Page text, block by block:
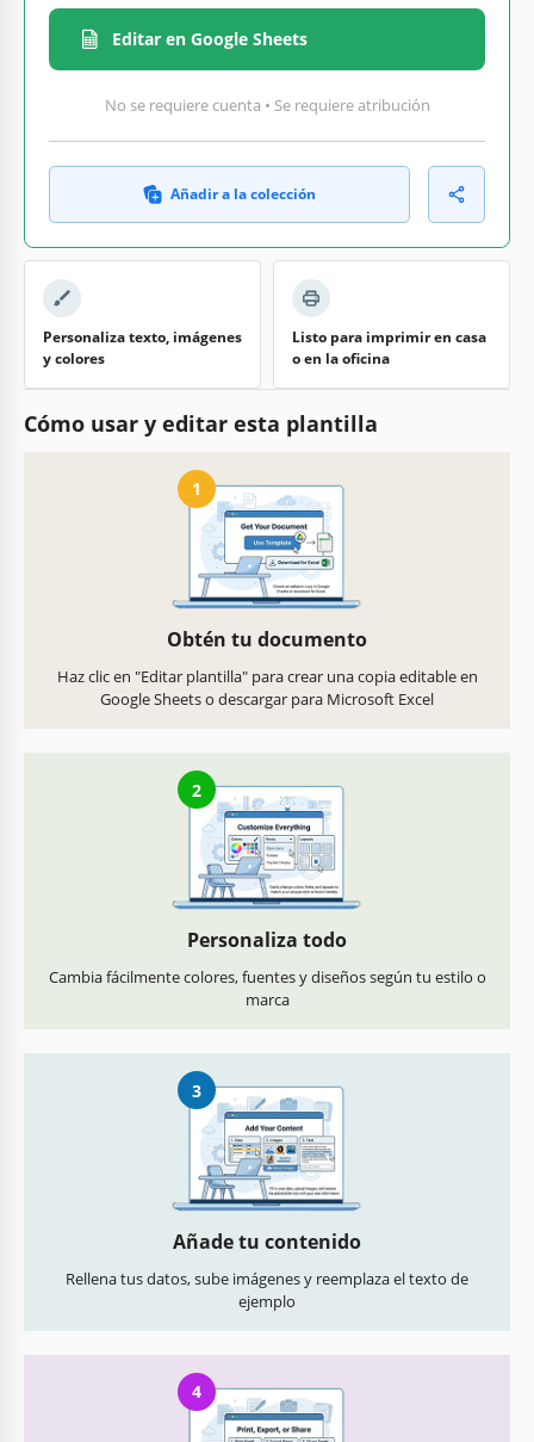
Editar en Google Sheets
No se requiere cuenta • Se requiere atribución
Añadir a la colección
Personaliza texto, imágenes
y colores
Listo para imprimir en casa
o en la oficina
Cómo usar y editar esta plantilla
1
Obtén tu documento
Haz clic en "Editar plantilla" para crear una copia editable en
Google Sheets o descargar para Microsoft Excel
2
Personaliza todo
Cambia fácilmente colores, fuentes y diseños según tu estilo o
marca
3
Añade tu contenido
Rellena tus datos, sube imágenes y reemplaza el texto de
ejemplo
4